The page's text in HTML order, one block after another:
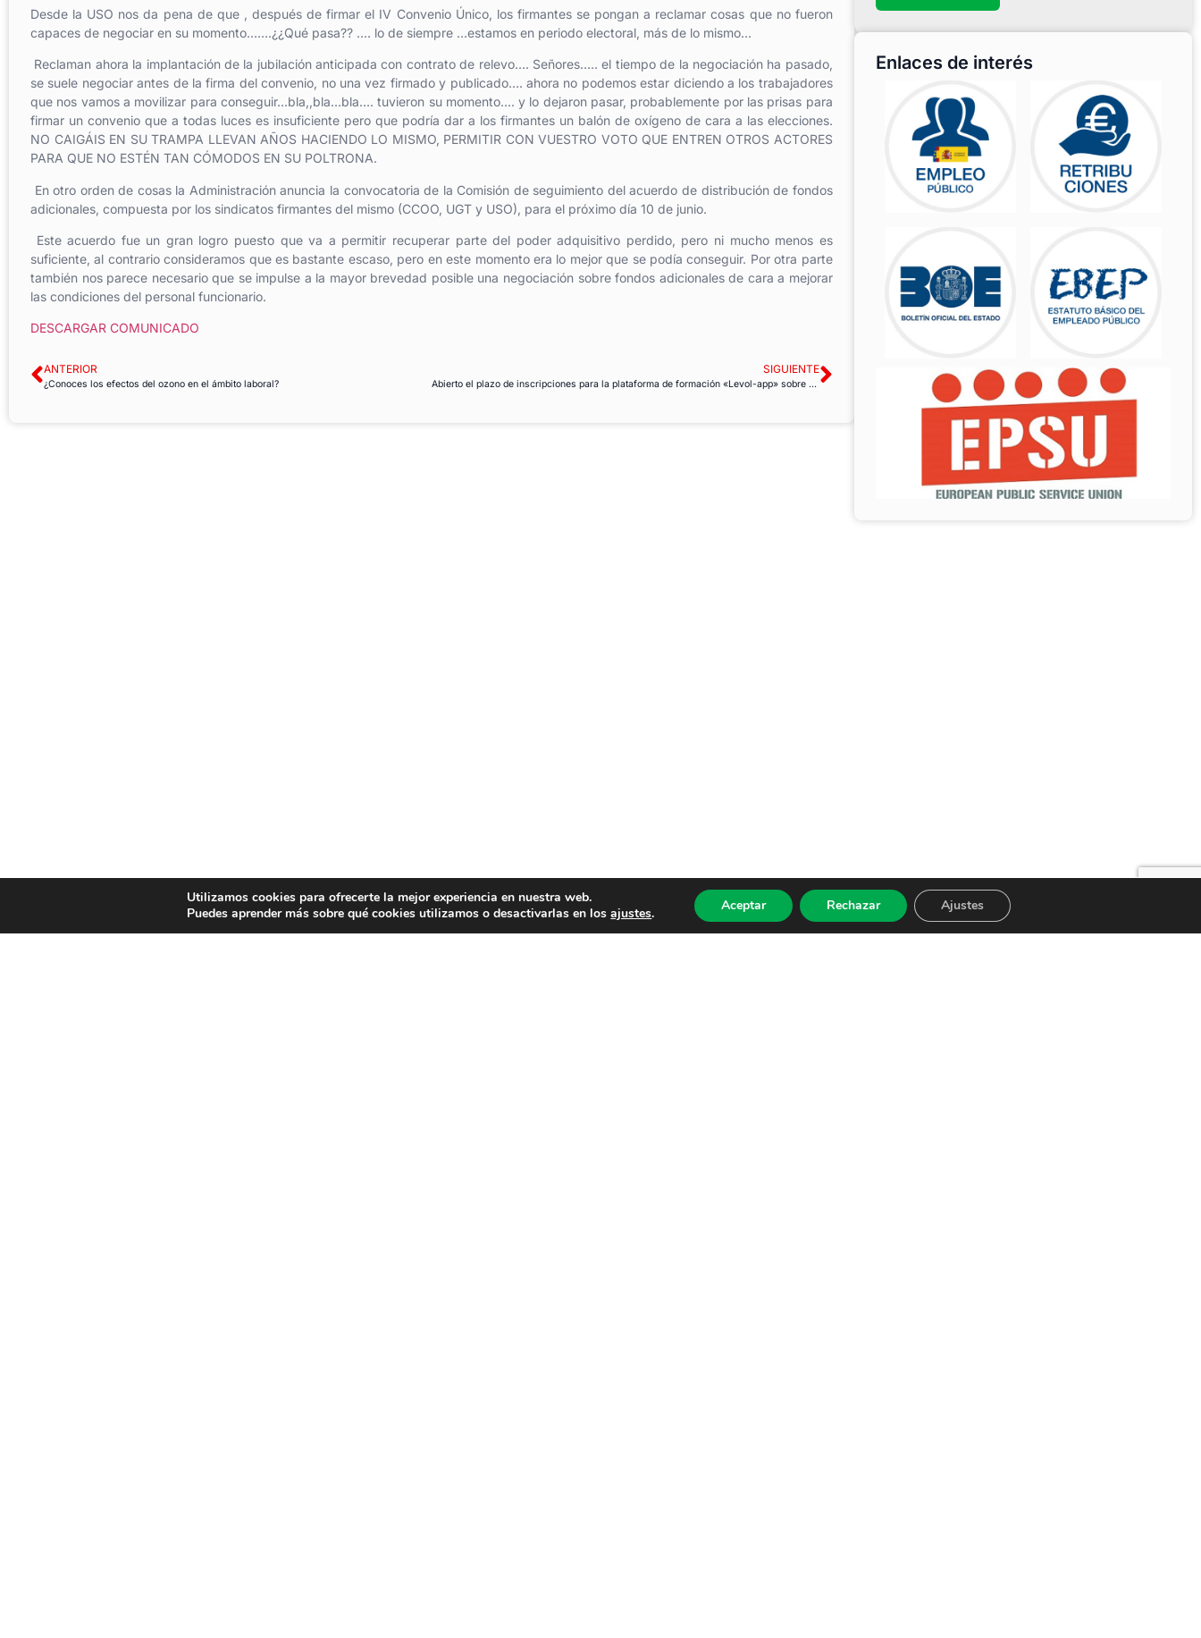
Desde la USO nos da pena de que , después de firmar el IV Convenio Único, los firmantes se pongan a reclamar cosas que no fueron
capaces de negociar en su momento…….¿¿Qué pasa?? …. lo de siempre …estamos en periodo electoral, más de lo mismo…
Reclaman ahora la implantación de la jubilación anticipada con contrato de relevo…. Señores….. el tiempo de la negociación ha pasado,
se suele negociar antes de la firma del convenio, no una vez firmado y publicado…. ahora no podemos estar diciendo a los trabajadores
que nos vamos a movilizar para conseguir…bla,,bla…bla…. tuvieron su momento…. y lo dejaron pasar, probablemente por las prisas para
firmar un convenio que a todas luces es insuficiente pero que podría dar a los firmantes un balón de oxígeno de cara a las elecciones.
NO CAIGÁIS EN SU TRAMPA LLEVAN AÑOS HACIENDO LO MISMO, PERMITIR CON VUESTRO VOTO QUE ENTREN OTROS ACTORES
PARA QUE NO ESTÉN TAN CÓMODOS EN SU POLTRONA.
En otro orden de cosas la Administración anuncia la convocatoria de la Comisión de seguimiento del acuerdo de distribución de fondos
adicionales, compuesta por los sindicatos firmantes del mismo (CCOO, UGT y USO), para el próximo día 10 de junio.
Este acuerdo fue un gran logro puesto que va a permitir recuperar parte del poder adquisitivo perdido, pero ni mucho menos es
suficiente, al contrario consideramos que es bastante escaso, pero en este momento era lo mejor que se podía conseguir. Por otra parte
también nos parece necesario que se impulse a la mayor brevedad posible una negociación sobre fondos adicionales de cara a mejorar
las condiciones del personal funcionario.
DESCARGAR COMUNICADO
ANTERIOR
¿Conoces los efectos del ozono en el ámbito laboral?
SIGUIENTE
Abierto el plazo de inscripciones para la plataforma de formación «Levol-app» sobre gestión de voluntariado
Enlaces de interés
Utilizamos cookies para ofrecerte la mejor experiencia en nuestra web.
Puedes aprender más sobre qué cookies utilizamos o desactivarlas en losajustes. Aceptar Rechazar Ajustes